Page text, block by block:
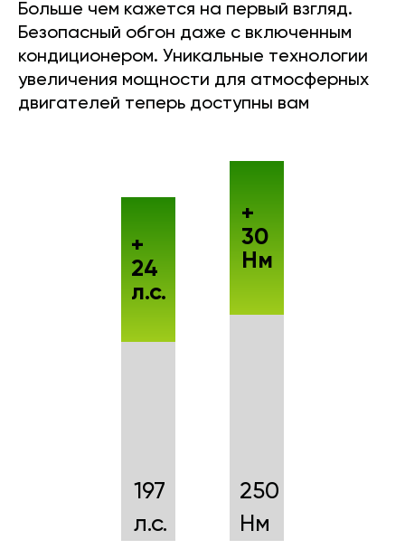
Больше чем кажется на первый взгляд.
Безопасный обгон даже с включенным
кондиционером. Уникальные технологии
увеличения мощности для атмосферных
двигателей теперь доступны вам
197
л.с.
+
24
л.с.
250
Нм
+
30
Нм